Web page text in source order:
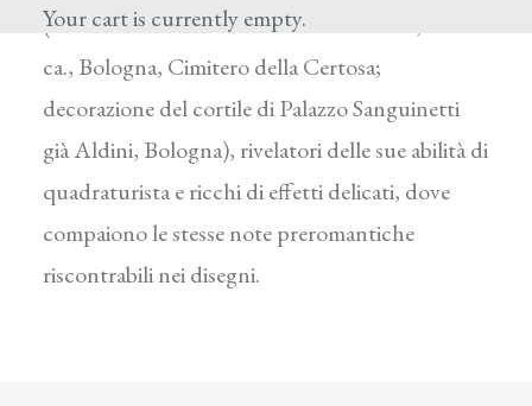
Your cart is currently empty.
(decorazione della tomba di V. Martinelli, 1808
ca., Bologna, Cimitero della Certosa;
decorazione del cortile di Palazzo Sanguinetti
già Aldini, Bologna), rivelatori delle sue abilità di
quadraturista e ricchi di effetti delicati, dove
compaiono le stesse note preromantiche
riscontrabili nei disegni.